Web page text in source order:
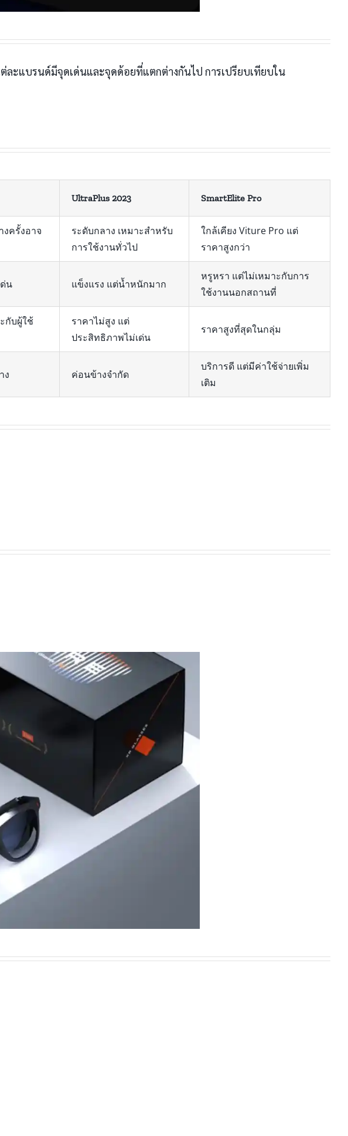
ละแบรนด์มีจุดเด่นและจุดด้อยที่แตกต่างกันไป การเปรียบเทียบใน
UltraPlus 2023 SmartElite Pro
ครั้งอาจ
ระดับกลาง เหมาะสำหรับ
การใช้งานทั่วไป
ใกล้เคียง Viture Pro แต่
ราคาสูงกว่า
น แข็งแรง แต่น้ำหนักมาก
หรูหรา แต่ไม่เหมาะกับการ
ใช้งานนอกสถานที่
กับผู้ใช้
ราคาไม่สูง แต่
ประสิทธิภาพไม่เด่น
ราคาสูงที่สุดในกลุ่ม
ง ค่อนข้างจำกัด
บริการดี แต่มีค่าใช้จ่ายเพิ่ม
เติม